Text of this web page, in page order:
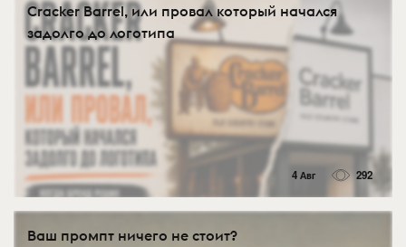
Cracker Barrel, или провал который начался
задолго до логотипа
4 Авг 292
Ваш промпт ничего не стоит?